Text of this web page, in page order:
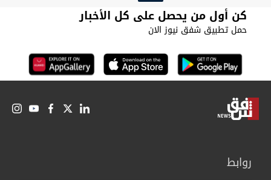
كن أول من يحصل على كل الأخبار
حمل تطبيق شفق نيوز الان
روابط